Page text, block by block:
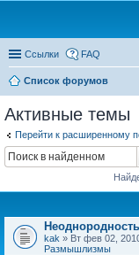
Ссылки FAQ
Список форумов
Активные темы
Перейти к расширенному
kak » Вт фев 02,
Размышлизмы